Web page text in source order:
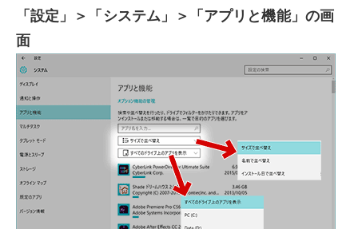
「設定」＞「システム」＞「アプリと機能」の画
面